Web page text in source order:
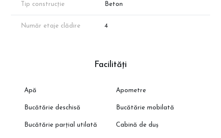
Tip construcție Beton
Număr etaje clădire 4
Facilități
Apă Apometre
Bucătărie deschisă Bucătărie mobilată
Bucătărie parțial utilată Cabină de duș